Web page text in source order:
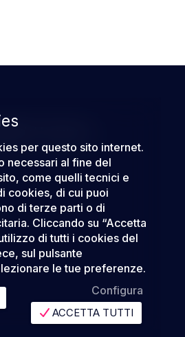
per questo sito internet.
necessari al fine del
come quelli tecnici e
cookies, di cui puoi
di terze parti o di
Cliccando su “Accetta
di tutti i cookies del
sul pulsante
le tue preferenze.
Configura
ACCETTA TUTTI
Rss